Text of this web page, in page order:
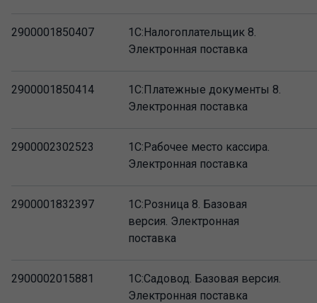
2900001850407
1С:Налогоплательщик 8.
Электронная поставка
2900001850414
1С:Платежные документы 8.
Электронная поставка
2900002302523
1С:Рабочее место кассира.
Электронная поставка
2900001832397
1С:Розница 8. Базовая
версия. Электронная
поставка
2900002015881
1С:Садовод. Базовая версия.
Электронная поставка